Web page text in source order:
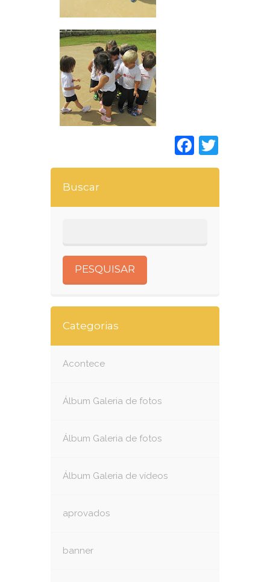
Buscar
Categorias
Acontece
Álbum Galeria de fotos
Álbum Galeria de fotos
Álbum Galeria de vídeos
aprovados
banner